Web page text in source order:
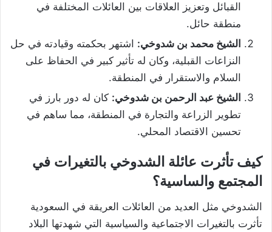
القبائل وتعزيز العلاقات بين العائلات المختلفة في
منطقة حائل.
الشيخ محمد بن شدوخي: اشتهر بحكمته وقيادته في حل
النزاعات القبلية، وكان له تأثير كبير في الحفاظ على
السلام والاستقرار في المنطقة.
الشيخ عبد الرحمن بن شدوخي: كان له دور بارز في
تطوير الزراعة والتجارة في المنطقة، مما ساهم في
تحسين الاقتصاد المحلي.
كيف تأثرت عائلة الشدوخي بالتغيرات في
المجتمع والساسية؟
الشدوخي مثل العديد من العائلات العريقة في السعودية
تأثرت بالتغيرات الاجتماعية والسياسية التي شهدتها البلاد